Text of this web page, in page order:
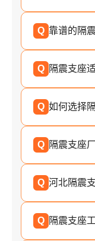
Q 靠谱的隔
Q 隔震支座
Q 如何选择
Q 隔震支座
Q 河北隔震
Q 隔震支座